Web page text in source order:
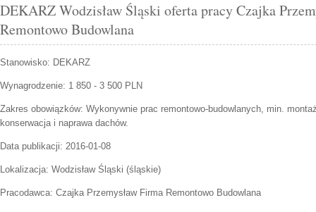
DEKARZ Wodzisław Śląski oferta pracy Czajka
Remontowo Budowlana
Stanowisko: DEKARZ
Wynagrodzenie: 1 850 - 3 500 PLN
Zakres obowiązków: Wykonywnie prac remontowo-budowlanych, min.
konserwacja i naprawa dachów.
Data publikacji: 2016-01-08
Lokalizacja: Wodzisław Śląski (śląskie)
Pracodawca: Czajka Przemysław Firma Remontowo Budowlana